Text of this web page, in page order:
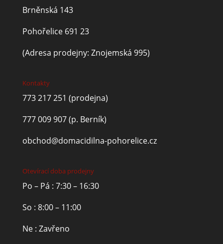
Brněnská 143
Pohořelice 691 23
(Adresa prodejny: Znojemská 995)
Kontakty
773 217 251 (prodejna)
777 009 907(p. Berník)
obchod@domacidilna-pohorelice.cz
Otevírací doba prodejny
Po – Pá : 7:30 – 16:30
So : 8:00 – 11:00
Ne : Zavřeno